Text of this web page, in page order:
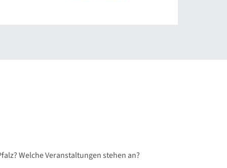
Welche Veranstaltungen stehen an?